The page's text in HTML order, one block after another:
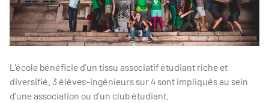
L'école bénéficie d’un tissu associatif étudiant riche et
diversifié. 3 élèves-ingénieurs sur 4 sont impliqués au sein
d’une association ou d’un club étudiant.